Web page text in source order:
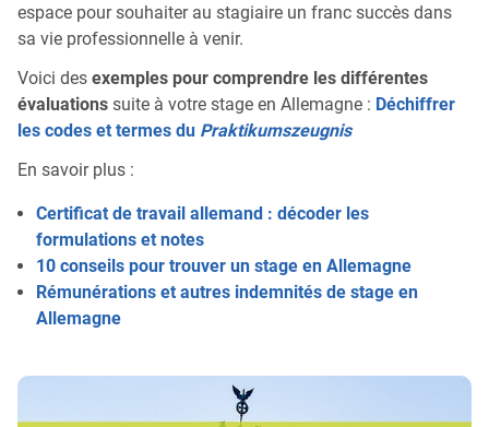
espace pour souhaiter au stagiaire un franc succès dans
sa vie professionnelle à venir.
Voici des exemples pour comprendre les différentes
évaluations suite à votre stage en Allemagne : Déchiffrer
les codes et termes du Praktikumszeugnis
En savoir plus :
Certificat de travail allemand : décoder les
formulations et notes
10 conseils pour trouver un stage en Allemagne
Rémunérations et autres indemnités de stage en
Allemagne